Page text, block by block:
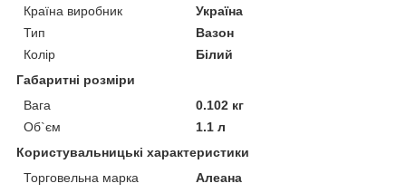
Країна виробник
Україна
Тип
Вазон
Колір
Білий
Габаритні розміри
Вага
0.102 кг
Об`єм
1.1 л
Користувальницькі характеристики
Торговельна марка
Алеана